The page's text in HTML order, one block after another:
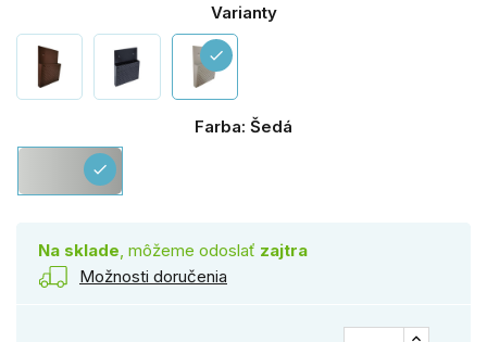
Varianty
check
Farba: Šedá
Šedá
check
Na sklade, môžeme odoslať zajtra
Možnosti doručenia